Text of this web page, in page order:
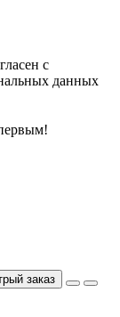
с
данных
заказ